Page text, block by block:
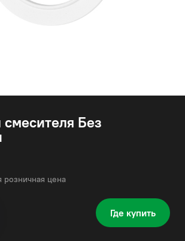
смесителя Без
розничная цена
Где купить